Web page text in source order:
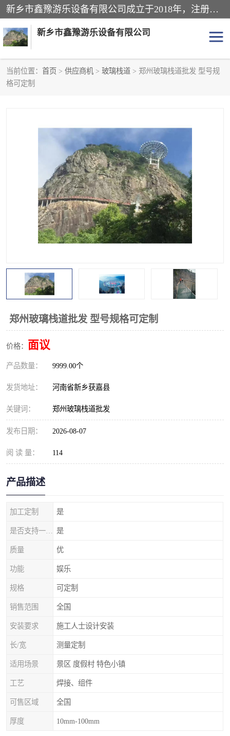
新乡市鑫豫游乐设备有限公司成立于2018年，注册地位于河南省。经营范围包括游乐设备、滑索、滑道、空中自行车、吊桥、拓展器材、攀岩器材、趣桥、悬崖秋千、网红桥、儿童乐园设备、水上乐园设备、丛林穿越设备、音乐呐喊设备、轨道滑车、栈道、玻璃滑道、观景平台、景观包装的设计、制造、销售、安装、维修，景区策划服务。
新乡市鑫豫游乐设备有限公司
当前位置： 首页 > 供应商机 > 玻璃栈道 > 郑州玻璃栈道批发 型号规
格可定制
郑州玻璃栈道批发 型号规格可定制
价格： 面议
产品数量： 9999.00个
发货地址： 河南省新乡获嘉县
关键词： 郑州玻璃栈道批发
发布日期： 2026-08-07
阅 读 量： 114
产品描述
加工定制 是
是
质量 优
功能 娱乐
规格 可定制
销售范围 全国
安装要求 施工人士设计安装
长/宽 测量定制
适用场景 景区 度假村 特色小镇
工艺 焊接、组件
可售区域 全国
厚度 10mm-100mm
游乐设备
水上乐园设备
攀岩器材
空中自行车
玻璃滑道
观景平台 网红桥
音乐呐喊设备
玻璃栈道